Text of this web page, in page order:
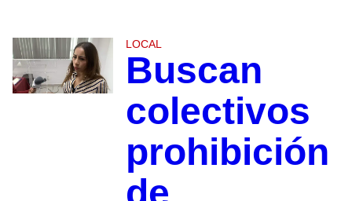
LOCAL
Buscan
colectivos
prohibición
de